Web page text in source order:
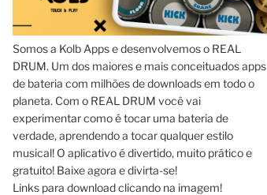
Somos a Kolb Apps e desenvolvemos o REAL
DRUM. Um dos maiores e mais conceituados apps
de bateria com milhões de downloads em todo o
planeta. Com o REAL DRUM você vai
experimentar como é tocar uma bateria de
verdade, aprendendo a tocar qualquer estilo
musical! O aplicativo é divertido, muito prático e
gratuito! Baixe agora e divirta-se!
Links para download clicando na imagem!